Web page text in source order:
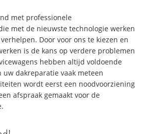
met professionele
met de nieuwste technologie werken
Door voor ons te kiezen en
is de kans op verdere problemen
hebben altijd voldoende
uw dakreparatie vaak meteen
wordt eerst een noodvoorziening
afspraak gemaakt voor de